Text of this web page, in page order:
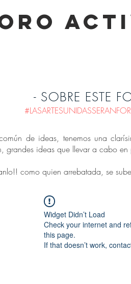
- SOBRE ESTE
de ideas, tenemos una
grandes ideas que llevar a cabo
como quien arrebatada, se
Widget Didn’t Load
Check your internet and
this page.
If that doesn’t work,